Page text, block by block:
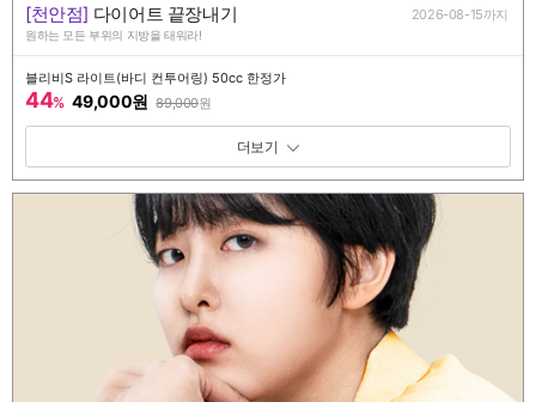
[천안점] 다이어트 끝장내기 2026-08-15까지
원하는 모든 부위의 지방을 태워라!
블리비S 라이트(바디 컨투어링) 50cc 한정가
44% 49,000원 89,000원
패키지 보기 토글